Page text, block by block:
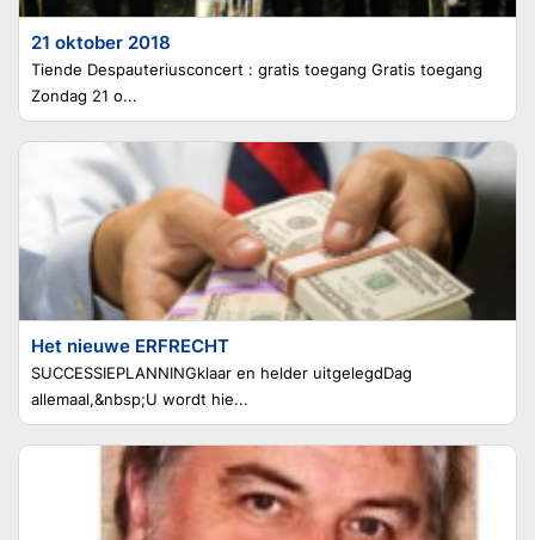
21 oktober 2018
Tiende Despauteriusconcert : gratis toegang Gratis toegang
Zondag 21 o...
Het nieuwe ERFRECHT
SUCCESSIEPLANNINGklaar en helder uitgelegdDag
allemaal,&nbsp;U wordt hie...